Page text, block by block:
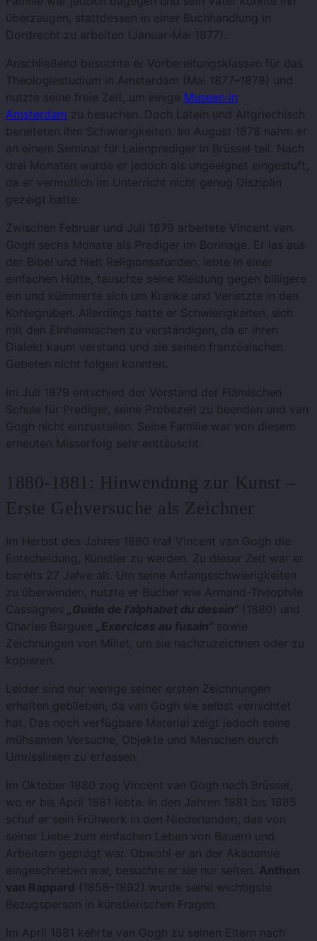
überzeugen, stattdessen in einer Buchhandlung in
Dordrecht zu arbeiten (Januar-Mai 1877).
Anschließend besuchte er Vorbereitungsklassen für das
Theologiestudium in Amsterdam (Mai 1877–1878) und
nutzte seine freie Zeit, um einige Museen in
Amsterdam zu besuchen. Doch Latein und Altgriechisch
bereiteten ihm Schwierigkeiten. Im August 1878 nahm er
an einem Seminar für Laienprediger in Brüssel teil. Nach
drei Monaten wurde er jedoch als ungeeignet eingestuft,
da er vermutlich im Unterricht nicht genug Disziplin
gezeigt hatte.
Zwischen Februar und Juli 1879 arbeitete Vincent van
Gogh sechs Monate als Prediger im Borinage. Er las aus
der Bibel und hielt Religionsstunden, lebte in einer
einfachen Hütte, tauschte seine Kleidung gegen billigere
ein und kümmerte sich um Kranke und Verletzte in den
Kohlegruben. Allerdings hatte er Schwierigkeiten, sich
mit den Einheimischen zu verständigen, da er ihren
Dialekt kaum verstand und sie seinen französischen
Gebeten nicht folgen konnten.
Im Juli 1879 entschied der Vorstand der Flämischen
Schule für Prediger, seine Probezeit zu beenden und van
Gogh nicht einzustellen. Seine Familie war von diesem
erneuten Misserfolg sehr enttäuscht.
1880-1881: Hinwendung zur Kunst –
Erste Gehversuche als Zeichner
Im Herbst des Jahres 1880 traf Vincent van Gogh die
Entscheidung, Künstler zu werden. Zu dieser Zeit war er
bereits 27 Jahre alt. Um seine Anfangsschwierigkeiten
zu überwinden, nutzte er Bücher wie Armand-Théophile
Cassagnes „Guide de l’alphabet du dessin“ (1880) und
Charles Bargues „Exercices au fusain“ sowie
Zeichnungen von Millet, um sie nachzuzeichnen oder zu
kopieren.
Leider sind nur wenige seiner ersten Zeichnungen
erhalten geblieben, da van Gogh sie selbst vernichtet
hat. Das noch verfügbare Material zeigt jedoch seine
mühsamen Versuche, Objekte und Menschen durch
Umrisslinien zu erfassen.
Im Oktober 1880 zog Vincent van Gogh nach Brüssel,
wo er bis April 1881 lebte. In den Jahren 1881 bis 1885
schuf er sein Frühwerk in den Niederlanden, das von
seiner Liebe zum einfachen Leben von Bauern und
Arbeitern geprägt war. Obwohl er an der Akademie
eingeschrieben war, besuchte er sie nur selten. Anthon
van Rappard (1858–1892) wurde seine wichtigste
Bezugsperson in künstlerischen Fragen.
Im April 1881 kehrte van Gogh zu seinen Eltern nach